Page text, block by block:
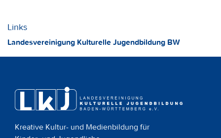
Links
Landesvereinigung Kulturelle Jugendbildung BW
Kreative Kultur- und Medienbildung für